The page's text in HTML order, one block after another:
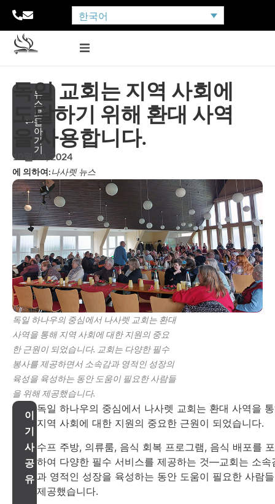
한국어
뉴
스
로
돌
아
가
기
독일 교회는 지역 사회에
도달하기 위해 환대 사역
을 사용합니다.
10월 24, 2024
에 의하여:나사렛 뉴스
독일 하나우의 중심에서 나사렛 교회는 환대
사역을 통해 지역 사회에 대한 지원의 중요
한 근원이 되었습니다. 교회는 다양한 필수
봉사를 제공하면서 소속감과 영적인 성장의
육성을 육성하는 동안 도움이 필요한 사람들
을 위해 제공했습니다.
이
기
사
공
유
독일 하나우의 중심에서 나사렛 교회는 환대 사역을
지역 사회에 대한 지원의 중요한 근원이 되었습니다.
수프 주방, 의류룸, 음식 회복 프로그램, 음식 배포를
하여 다양한 필수 서비스를 제공하는 것—교회는 소속
과 영적인 성장을 육성하는 동안 도움이 필요한 사람
제공했습니다.